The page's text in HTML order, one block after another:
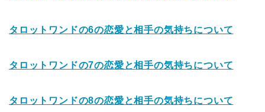
タロットワンドの6の恋愛と相手の気持ちについて
タロットワンドの7の恋愛と相手の気持ちについて
タロットワンドの8の恋愛と相手の気持ちについて